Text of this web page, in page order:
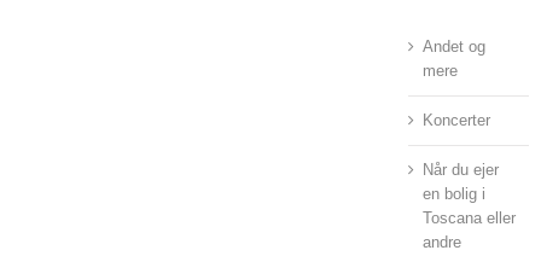
Andet og
mere
Koncerter
Når du ejer
en bolig i
Toscana eller
andre